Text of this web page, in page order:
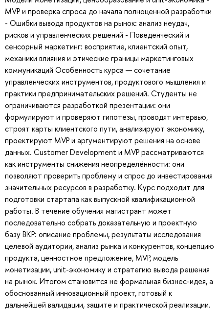
MVP и проверка спроса до начала полноценной разработки
- Ошибки вывода продуктов на рынок: анализ неудач,
рисков и управленческих решений - Поведенческий и
сенсорный маркетинг: восприятие, клиентский опыт,
механики влияния и этические границы маркетинговых
коммуникаций Особенность курса — сочетание
управленческих инструментов, продуктового мышления и
практики предпринимательских решений. Студенты не
ограничиваются разработкой презентации: они
формулируют и проверяют гипотезы, проводят интервью,
строят карты клиентского пути, анализируют экономику,
проектируют MVP и аргументируют решения на основе
данных. Customer Development и MVP рассматриваются
как инструменты снижения неопределённости: они
позволяют проверить проблему и спрос до инвестирования
значительных ресурсов в разработку. Курс подходит для
подготовки стартапа как выпускной квалификационной
работы. В течение обучения магистрант может
последовательно собрать доказательную и проектную
базу ВКР: описание проблемы, результаты исследования
целевой аудитории, анализ рынка и конкурентов, концепцию
продукта, ценностное предложение, MVP, модель
монетизации, unit-экономику и стратегию вывода решения
на рынок. Итогом становится не формальная бизнес-идея, а
обоснованный инновационный проект, готовый к
дальнейшей валидации, защите и практической реализации.